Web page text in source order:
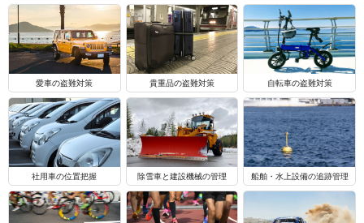
愛車の盗難対策 貴重品の盗難対策 自転車の盗難対策
社用車の位置把握 除雪車と建設機械の管理 船舶・水上設備の追跡管理